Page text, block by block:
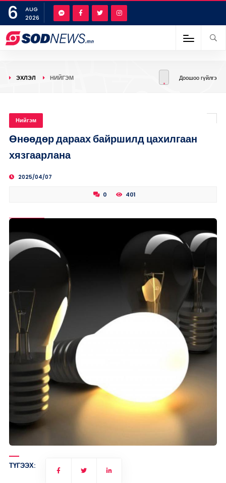
6
AUG
2026
ЭХЛЭЛ НИЙГЭМ Доошоо гүйлгэ
Нийгэм
Өнөөдөр дараах байршилд цахилгаан
хязгаарлана
2025/04/07
0 401
ТҮГЭЭХ: